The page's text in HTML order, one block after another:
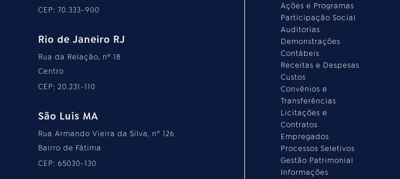
CEP: 70.333-900
Rio de Janeiro RJ
Rua da Relação, nº 18
Centro
CEP: 20.231-110
São Luís MA
Rua Armando Vieira da Silva, nº 126
Bairro de Fátima
CEP: 65030-130
Ações e Programas
Participação Social
Auditorias
Demonstrações
Contábeis
Receitas e Despesas
Custos
Convênios e
Transferências
Licitações e
Contratos
Empregados
Processos Seletivos
Gestão Patrimonial
Informações